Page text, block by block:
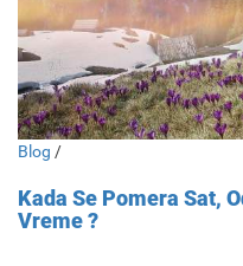
Blog /
Kada Se Pomera Sat,
Vreme ?